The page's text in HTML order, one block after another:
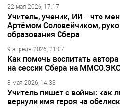
22 мая 2026, 17:17
Учитель, ученик, ИИ – что
Артёмом Соловейчиком,
образования Сбера
9 апреля 2026, 21:07
Как помочь воспитать
на сессии Сбера на
8 мая 2026, 14:33
Учитель пишет с войны: как
вернули имя героя на обелиск